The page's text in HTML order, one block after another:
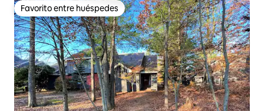
Favorito entre huéspedes
Favorito entre huéspedes